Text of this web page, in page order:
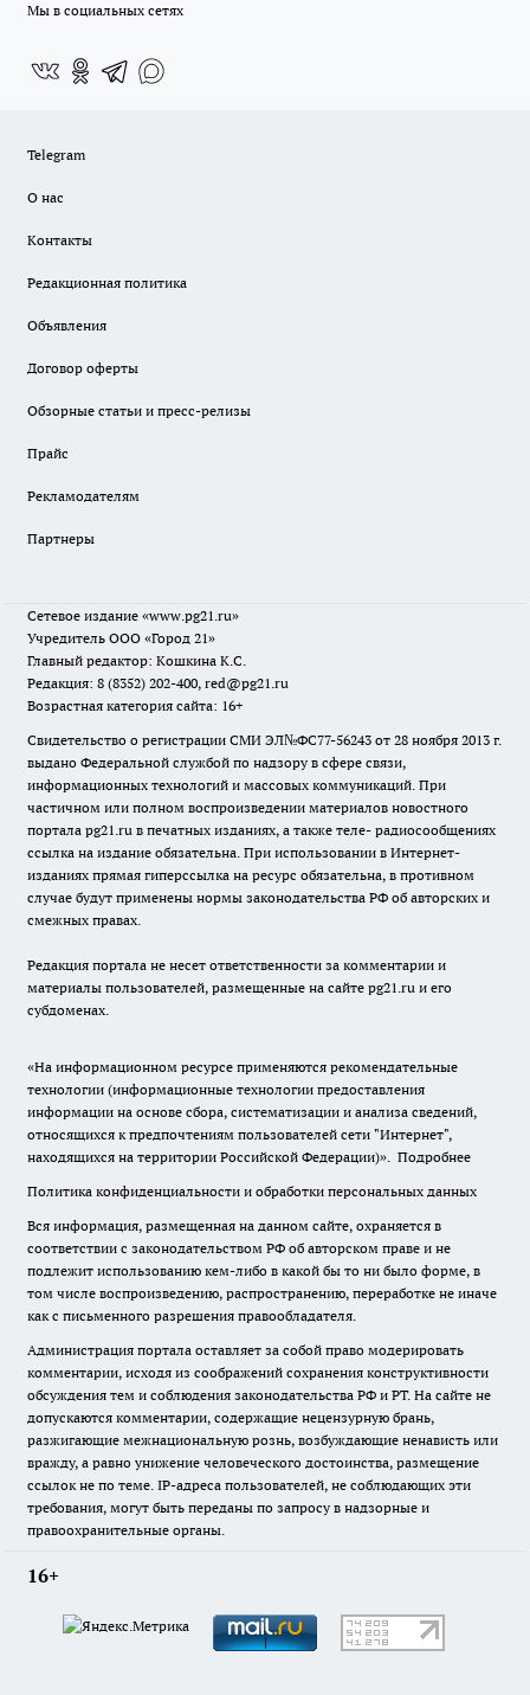
Мы в социальных сетях
Telegram
О нас
Контакты
Редакционная политика
Объявления
Договор оферты
Обзорные статьи и пресс-релизы
Прайс
Рекламодателям
Партнеры
Сетевое издание «www.pg21.ru»
Учредитель ООО «Город 21»
Главный редактор: Кошкина К.С.
Редакция: 8 (8352) 202-400, red@pg21.ru
Возрастная категория сайта: 16+
Свидетельство о регистрации СМИ ЭЛ№ФС77-56243 от 28 ноября 2013 г.
выдано Федеральной службой по надзору в сфере связи,
информационных технологий и массовых коммуникаций. При
частичном или полном воспроизведении материалов новостного
портала pg21.ru в печатных изданиях, а также теле- радиосообщениях
ссылка на издание обязательна. При использовании в Интернет-
изданиях прямая гиперссылка на ресурс обязательна, в противном
случае будут применены нормы законодательства РФ об авторских и
смежных правах.
Редакция портала не несет ответственности за комментарии и
материалы пользователей, размещенные на сайте pg21.ru и его
субдоменах.
«На информационном ресурсе применяются рекомендательные
технологии (информационные технологии предоставления
информации на основе сбора, систематизации и анализа сведений,
относящихся к предпочтениям пользователей сети "Интернет",
находящихся на территории Российской Федерации)». Подробнее
Политика конфиденциальности и обработки персональных данных
Вся информация, размещенная на данном сайте, охраняется в
соответствии с законодательством РФ об авторском праве и не
подлежит использованию кем-либо в какой бы то ни было форме, в
том числе воспроизведению, распространению, переработке не иначе
как с письменного разрешения правообладателя.
Администрация портала оставляет за собой право модерировать
комментарии, исходя из соображений сохранения конструктивности
обсуждения тем и соблюдения законодательства РФ и РТ. На сайте не
допускаются комментарии, содержащие нецензурную брань,
разжигающие межнациональную рознь, возбуждающие ненависть или
вражду, а равно унижение человеческого достоинства, размещение
ссылок не по теме. IP-адреса пользователей, не соблюдающих эти
требования, могут быть переданы по запросу в надзорные и
правоохранительные органы.
16+